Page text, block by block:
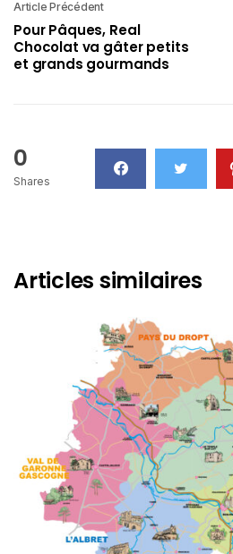
Article Précédent
Pour Pâques, Real
Chocolat va gâter petits
et grands gourmands
0
Shares
Articles similaires